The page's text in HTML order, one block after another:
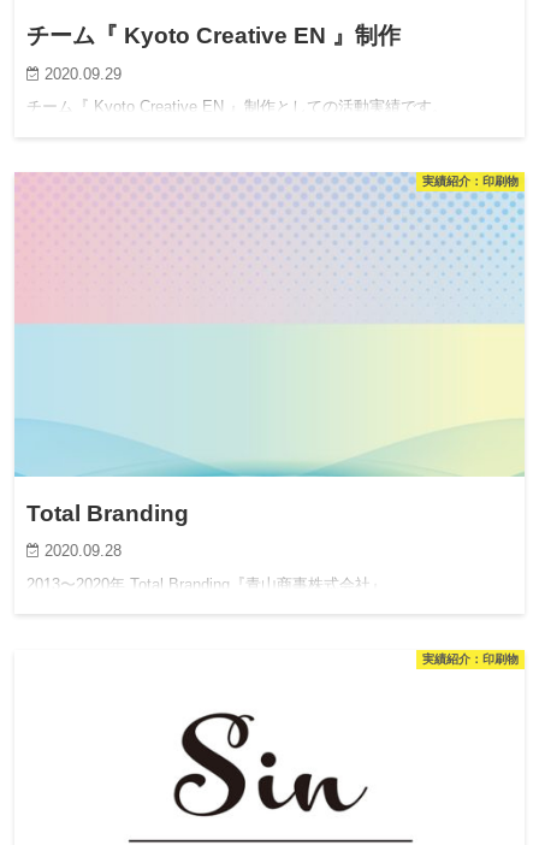
チーム『 Kyoto Creative EN 』制作
2020.09.29
チーム『 Kyoto Creative EN 』制作としての活動実績です。
実績紹介：印刷物
Total Branding
2020.09.28
2013〜2020年 Total Branding『青山商事株式会社』
実績紹介：印刷物